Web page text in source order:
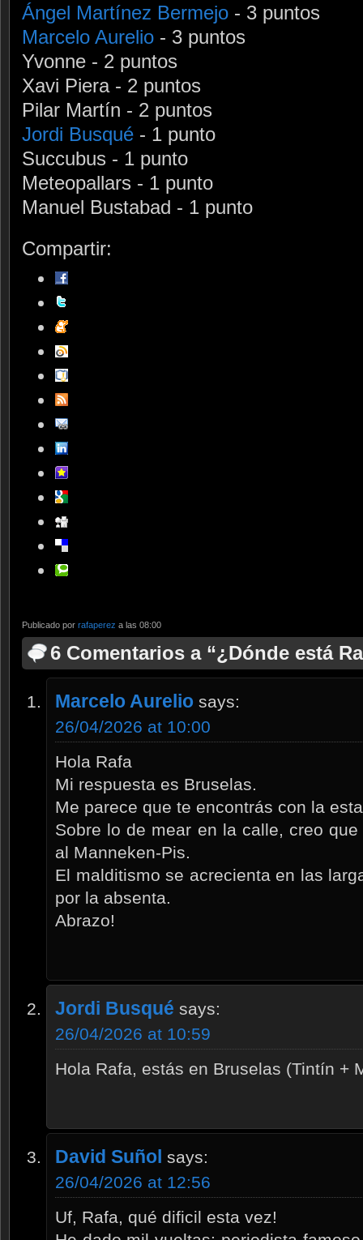
Ángel Martínez Bermejo - 3 puntos
Marcelo Aurelio - 3 puntos
Yvonne - 2 puntos
Xavi Piera - 2 puntos
Pilar Martín - 2 puntos
Jordi Busqué - 1 punto
Succubus - 1 punto
Meteopallars - 1 punto
Manuel Bustabad - 1 punto
Compartir:
Publicado por rafaperez a las 08:00
6 Comentarios a “¿Dónde está
Marcelo Aurelio says:
26/04/2026 at 10:00
Hola Rafa
Mi respuesta es Bruselas.
Me parece que te encontrás con la
Sobre lo de mear en la calle, creo
al Manneken-Pis.
El malditismo se acrecienta en las
por la absenta.
Abrazo!
Jordi Busqué says:
26/04/2026 at 10:59
Hola Rafa, estás en Bruselas (Tintín +
David Suñol says:
26/04/2026 at 12:56
Uf, Rafa, qué dificil esta vez!